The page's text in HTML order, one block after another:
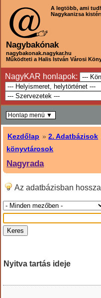
A legtöbb, ami
Nagykanizsa
Nagybakónak
nagybakonak.nagykar.hu
Működteti a Halis István Városi
NagyKAR honlapok:
Kezdőlap »2. Adatbázisok
könyvtárosok
Nagyrada
Az adatbázisban
Nyitva tartás ideje
Honlap menü ▼